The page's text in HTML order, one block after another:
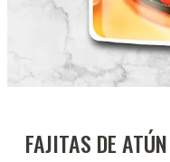
FAJITAS DE